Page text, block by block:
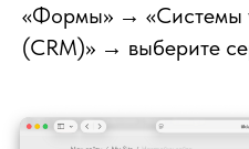
«Формы» → «Системы
(CRM)» → выберите